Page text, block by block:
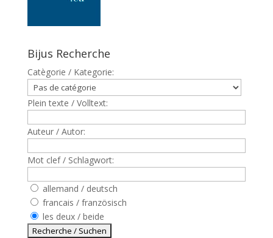
Bijus Recherche
Catègorie / Kategorie:
Plein texte / Volltext:
Auteur / Autor:
Mot clef / Schlagwort:
allemand / deutsch
francais / französisch
les deux / beide